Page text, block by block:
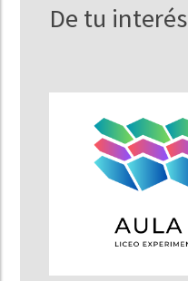
De tu interés